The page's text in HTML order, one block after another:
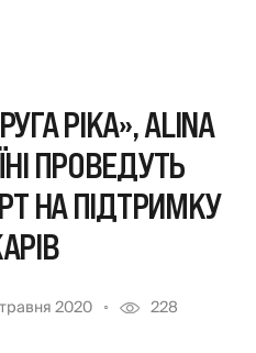
РІКА», ALINA
ПРОВЕДУТЬ
НА ПІДТРИМКУ
2020 228